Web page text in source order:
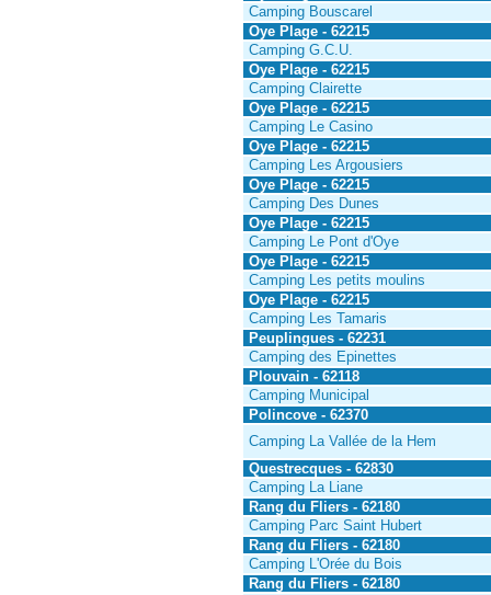
Camping Bouscarel
Oye Plage - 62215
Camping G.C.U.
Oye Plage - 62215
Camping Clairette
Oye Plage - 62215
Camping Le Casino
Oye Plage - 62215
Camping Les Argousiers
Oye Plage - 62215
Camping Des Dunes
Oye Plage - 62215
Camping Le Pont d'Oye
Oye Plage - 62215
Camping Les petits moulins
Oye Plage - 62215
Camping Les Tamaris
Peuplingues - 62231
Camping des Epinettes
Plouvain - 62118
Camping Municipal
Polincove - 62370
Camping La Vallée de la Hem
Questrecques - 62830
Camping La Liane
Rang du Fliers - 62180
Camping Parc Saint Hubert
Rang du Fliers - 62180
Camping L'Orée du Bois
Rang du Fliers - 62180